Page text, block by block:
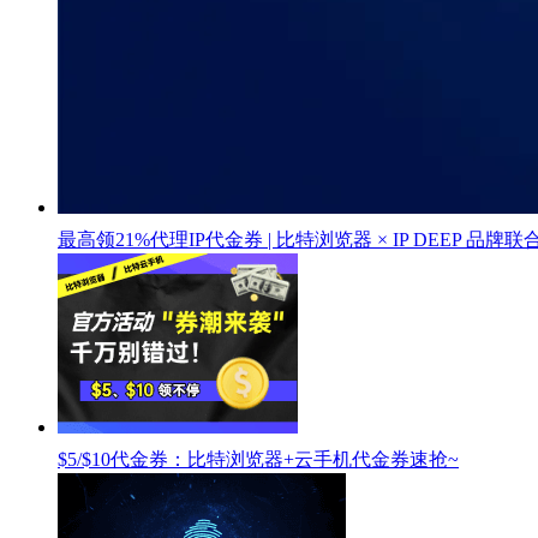
最高领21%代理IP代金券 | 比特浏览器 × IP DEEP 品牌联
$5/$10代金券：比特浏览器+云手机代金券速抢~